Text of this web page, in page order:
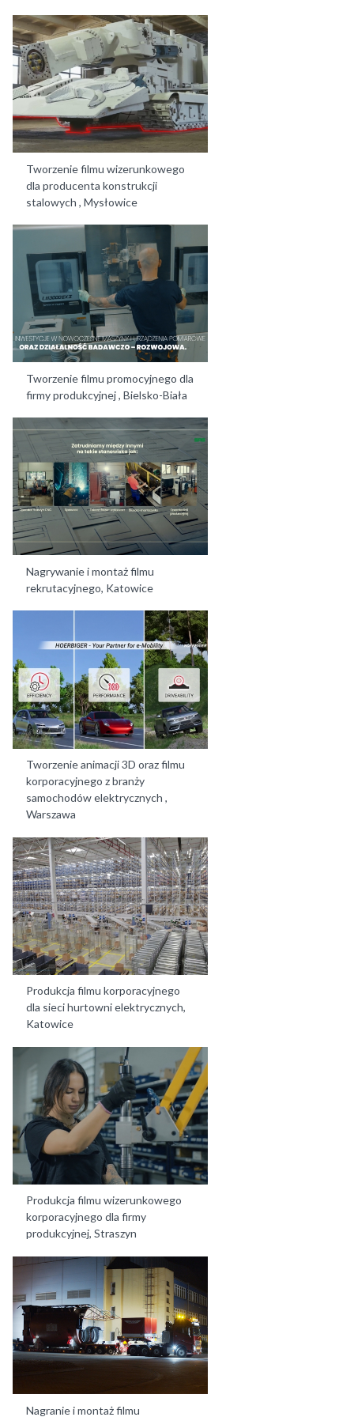
Tworzenie filmu wizerunkowego
dla producenta konstrukcji
stalowych , Mysłowice
Tworzenie filmu promocyjnego dla
firmy produkcyjnej , Bielsko-Biała
Nagrywanie i montaż filmu
rekrutacyjnego, Katowice
Tworzenie animacji 3D oraz filmu
korporacyjnego z branży
samochodów elektrycznych ,
Warszawa
Produkcja filmu korporacyjnego
dla sieci hurtowni elektrycznych,
Katowice
Produkcja filmu wizerunkowego
korporacyjnego dla firmy
produkcyjnej, Straszyn
Nagranie i montaż filmu